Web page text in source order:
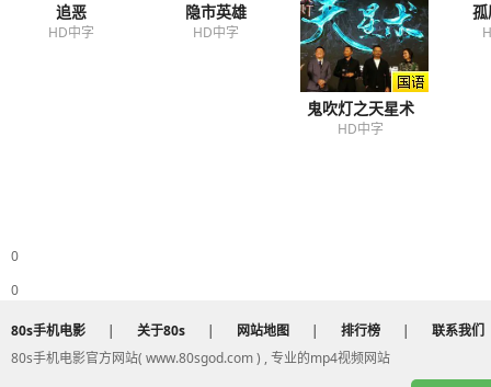
追恶
HD中字
隐市英雄
HD中字
鬼吹灯之天星术
HD中字
0
0
80s手机电影 | 关于80s | 网站地图 | 排行榜 |
联系我们
80s手机电影官方网站( www.80sgod.com ) , 专业的mp4视频网站